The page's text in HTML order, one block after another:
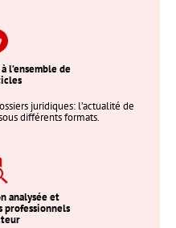
l’ensemble de
juridiques: l’actualité de
différents formats.
analysée et
professionnels